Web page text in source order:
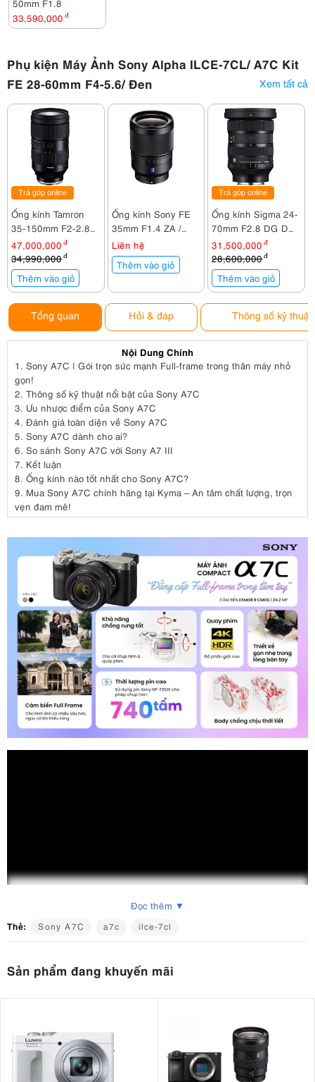
50mm F1.8
33,590,000 đ
Phụ kiện Máy Ảnh Sony Alpha ILCE-7CL/ A7C Kit
FE 28-60mm F4-5.6/ Đen
Xem tất cả
Trả góp online
Ống kính Tamron
35-150mm F2-2.8
Di III VXD For Sony
E
47,000,000 đ
34,990,000đ
Thêm vào giỏ
Ống kính Sony FE
35mm F1.4 ZA /
SEL35F14Z
Liên hệ
Thêm vào giỏ
Trả góp online
Ống kính Sigma 24-
70mm F2.8 DG DN
II for Sony
31,500,000 đ
28,600,000đ
Thêm vào giỏ
Tổng quan Hỏi & đáp Thông số kỹ thuật
Nội Dung Chính
1. Sony A7C | Gói trọn sức mạnh Full-frame trong thân máy nhỏ
gọn!
2. Thông số kỹ thuật nổi bật của Sony A7C
3. Ưu nhược điểm của Sony A7C
4. Đánh giá toàn diện về Sony A7C
5. Sony A7C dành cho ai?
6. So sánh Sony A7C với Sony A7 III
7. Kết luận
8. Ống kính nào tốt nhất cho Sony A7C?
9. Mua Sony A7C chính hãng tại Kyma – An tâm chất lượng, trọn
vẹn đam mê!
Đọc thêm ▼
Thẻ: Sony A7C a7c ilce-7cl
Sản phẩm đang khuyến mãi